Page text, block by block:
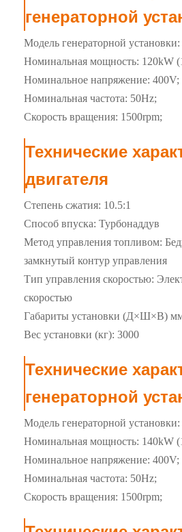
генераторной
Модель генераторной
Номинальная мощность: 120kW
Номинальное напряжение: 400V;
Номинальная частота: 50Hz;
Скорость вращения: 1500rpm;
Технические
двигателя
Степень сжатия: 10.5:1
Способ впуска: Турбонаддув
Метод управления топливом:
замкнутый контур управления
Тип управления скоростью:
скоростью
Габариты установки (Д×Ш×В)
Вес установки (кг): 3000
Технические
генераторной
Модель генераторной
Номинальная мощность: 140kW
Номинальное напряжение: 400V;
Номинальная частота: 50Hz;
Скорость вращения: 1500rpm;